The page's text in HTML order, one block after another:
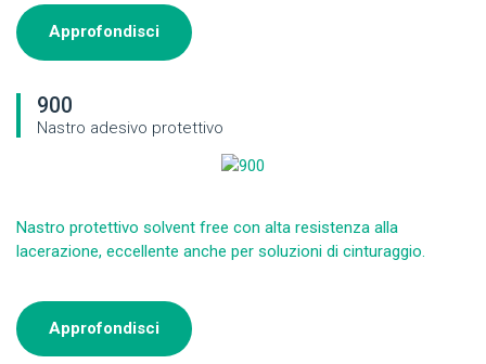
Approfondisci
900
Nastro adesivo protettivo
Nastro protettivo solvent free con alta resistenza alla
lacerazione, eccellente anche per soluzioni di cinturaggio.
Approfondisci